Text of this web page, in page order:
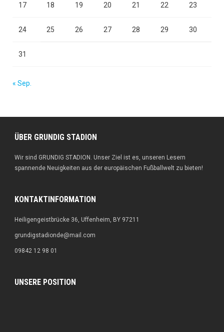
17 18 19 20 21 22 23
24 25 26 27 28 29 30
31
« Sep.
ÜBER GRUNDIG STADION
Wir sind GRUNDIG STADION. Unser Ziel ist es, unseren Lesern
spannende Neuigkeiten aus der europäischen Fußballwelt zu bieten!
KONTAKTINFORMATION
Heiligengeistbrücke 36, Uffenheim, BY 97211
grundigstadionde@mail.com
09842 12 98 01
UNSERE POSITION